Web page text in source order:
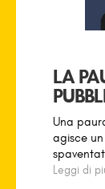
LA
Una
agisce
Leggi di